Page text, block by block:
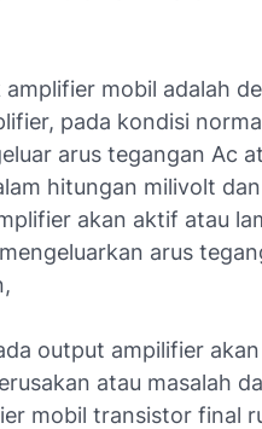
mobil adalah
pada kondisi
arus tegangan Ac
hitungan milivolt
akan aktif atau
arus
output ampilifier
atau masalah
mobil transistor final